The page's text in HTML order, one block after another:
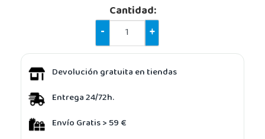
Cantidad:
-
+
Devolución gratuita en tiendas
Entrega 24/72h.
Envío Gratis > 59 €